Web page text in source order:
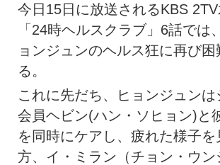
今日15日に放送されるKBS
「24時ヘルスクラブ」6話では
ョンジュンのヘルス狂に再び
る。
これに先だち、ヒョンジュンは
会員ヘビン(ハン・ソヒョン)と
を同時にケアし、疲れた様子を
方、イ・ミラン（チョン・ウン